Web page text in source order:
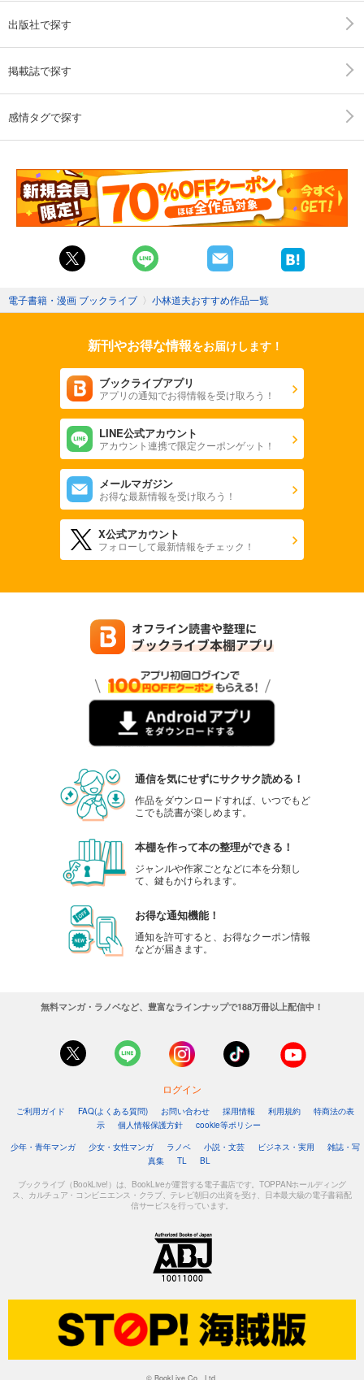
出版社で探す
掲載誌で探す
感情タグで探す
電子書籍・漫画 ブックライブ 〉 小林道夫おすすめ作品一覧
新刊やお得な情報をお届けします！
ブックライブアプリ
アプリの通知でお得情報を受け取ろう！
LINE公式アカウント
アカウント連携で限定クーポンゲット！
メールマガジン
お得な最新情報を受け取ろう！
X公式アカウント
フォローして最新情報をチェック！
通信を気にせずにサクサク読める！
作品をダウンロードすれば、いつでもど
こでも読書が楽しめます。
本棚を作って本の整理ができる！
ジャンルや作家ごとなどに本を分類し
て、鍵もかけられます。
お得な通知機能！
通知を許可すると、お得なクーポン情報
などが届きます。
無料マンガ・ラノベなど、豊富なラインナップで188万冊以上配信中！
ログイン
ご利用ガイド FAQ(よくある質問) お問い合わせ 採用情報 利用規約
特商法の表
示
個人情報保護方針
cookie等ポリシー
少年・青年マンガ
少女・女性マンガ ラノベ 小説・文芸 ビジネス・実用
雑誌・写
真集
TL BL
ブックライブ（BookLive!）は、BookLiveが運営する電子書店です。TOPPANホールディング
ス、カルチュア・コンビニエンス・クラブ、テレビ朝日の出資を受け、日本最大級の電子書籍配
信サービスを行っています。